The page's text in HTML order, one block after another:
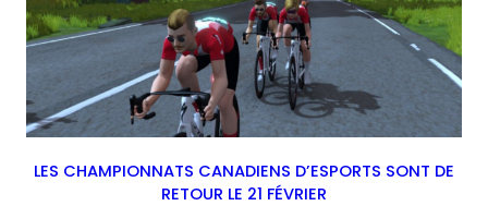
LES CHAMPIONNATS CANADIENS D’ESPORTS SONT DE
RETOUR LE 21 FÉVRIER